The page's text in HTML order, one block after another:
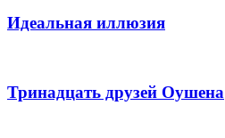
Идеальная иллюзия
Тринадцать друзей Оушена